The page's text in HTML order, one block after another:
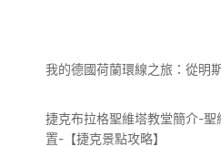
我的德國荷蘭環線之旅：從明
捷克布拉格聖維塔教堂簡介-
置-【捷克景點攻略】